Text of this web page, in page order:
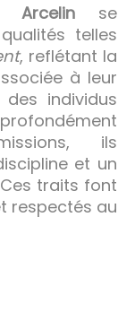
Arcelin se
telles
, reflétant la
à leur
individus
ils
et un
traits font
respectés au